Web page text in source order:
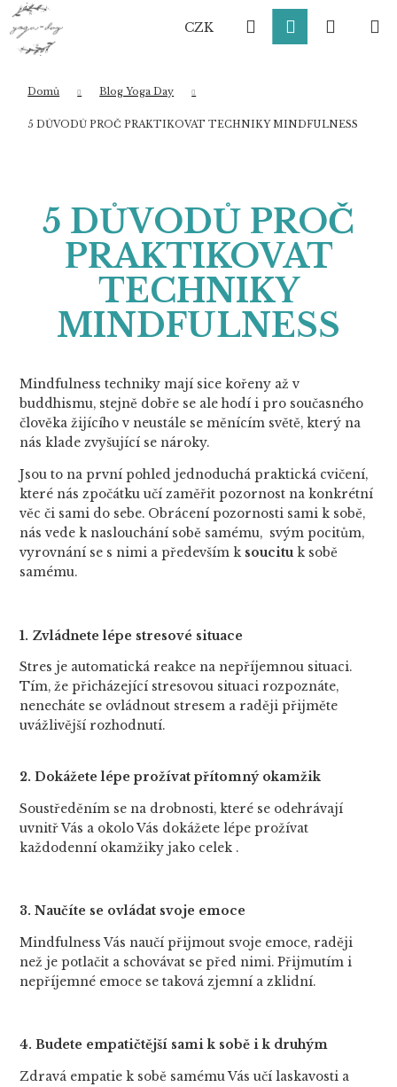
Přejít
obsah
CZK HledatPřihlášení
Domů Blog Yoga Day
5 DŮVODŮ PROČ PRAKTIKOVAT TECHNIKY MINDFULNESS
5 DŮVODŮ PROČ
PRAKTIKOVAT
TECHNIKY
MINDFULNESS
Mindfulness techniky mají sice kořeny až v
buddhismu, stejně dobře se ale hodí i pro současného
člověka žijícího v neustále se měnícím světě, který na
nás klade zvyšující se nároky.
Jsou to na první pohled jednoduchá praktická cvičení,
které nás zpočátku učí zaměřit pozornost na konkrétní
věc či sami do sebe. Obrácení pozornosti sami k sobě,
nás vede k naslouchání sobě samému, svým pocitům,
vyrovnání se s nimi a především k soucituk sobě
samému.
1. Zvládnete lépe stresové situace
Stres je automatická reakce na nepříjemnou situaci.
Tím, že přicházející stresovou situaci rozpoznáte,
nenecháte se ovládnout stresem a raději přijměte
uvážlivější rozhodnutí.
2. Dokážete lépe prožívat přítomný okamžik
Soustředěním se na drobnosti, které se odehrávají
uvnitř Vás a okolo Vás dokážete lépe prožívat
každodenní okamžiky jako celek .
3. Naučíte se ovládat svoje emoce
Mindfulness Vás naučí přijmout svoje emoce, raději
než je potlačit a schovávat se před nimi. Přijmutím i
nepříjemné emoce se taková zjemní a zklidní.
4. Budete empatičtější sami k sobě i k druhým
Zdravá empatie k sobě samému Vás učí laskavosti a
K
o
Zpět
Zpět
Co potřebujete najít?
Doporučujeme